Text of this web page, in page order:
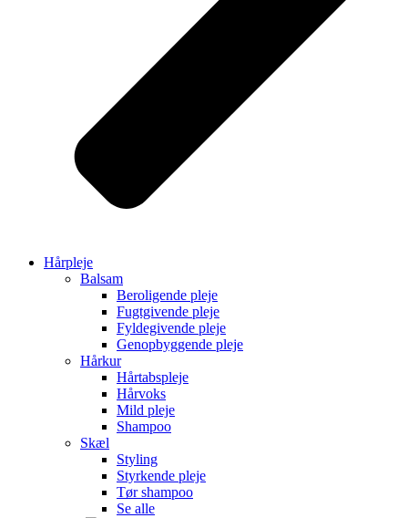
Hårpleje
Balsam
Beroligende pleje
Fugtgivende pleje
Fyldegivende pleje
Genopbyggende pleje
Hårkur
Hårtabspleje
Hårvoks
Mild pleje
Shampoo
Skæl
Styling
Styrkende pleje
Tør shampoo
Se alle